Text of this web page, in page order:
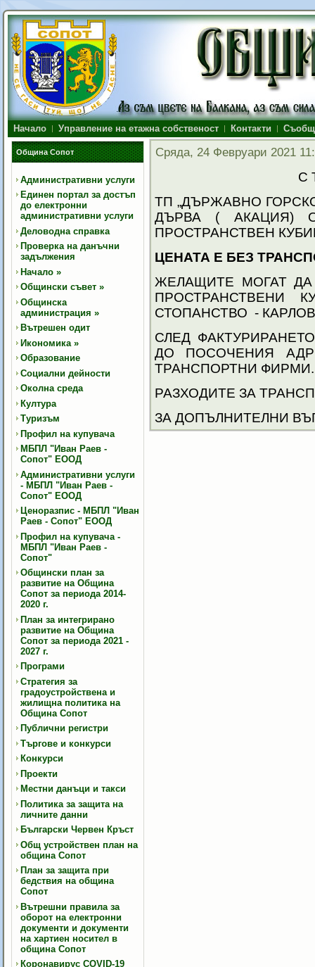
Начало Управление на етажна собственост Контакти
Община Сопот
Административни услуги
Единен портал за достъп
до електронни
административни услуги
Деловодна справка
Проверка на данъчни
задължения
Начало »
Общински съвет »
Общинска
администрация »
Вътрешен одит
Икономика »
Образование
Социални дейности
Околна среда
Култура
Туризъм
Профил на купувача
МБПЛ "Иван Раев -
Сопот" ЕООД
Административни услуги
- МБПЛ "Иван Раев -
Сопот" ЕООД
Ценоразпис - МБПЛ "Иван
Раев - Сопот" ЕООД
Профил на купувача -
МБПЛ "Иван Раев -
Сопот"
Общински план за
развитие на Община
Сопот за периода 2014-
2020 г.
План за интегрирано
развитие на Община
Сопот за периода 2021 -
2027 г.
Програми
Стратегия за
градоустройствена и
жилищна политика на
Община Сопот
Публични регистри
Търгове и конкурси
Конкурси
Проекти
Местни данъци и такси
Политика за защита на
личните данни
Български Червен Кръст
Общ устройствен план на
община Сопот
План за защита при
бедствия на община
Сопот
Вътрешни правила за
оборот на електронни
документи и документи
на хартиен носител в
община Сопот
Коронавирус COVID-19
Сряда, 24 Февруари 2021
С
ТП „ДЪРЖАВНО
ДЪРВА (
ПРОСТРАНСТВЕН
ЦЕНАТА Е БЕЗ
ЖЕЛАЩИТЕ МОГАТ
ПРОСТРАНСТВЕНИ
СТОПАНСТВО -
СЛЕД
ДО ПОСОЧЕНИЯ
ТРАНСПОРТНИ ФИРМИ.
РАЗХОДИТЕ ЗА
ЗА ДОПЪЛНИТЕЛНИ